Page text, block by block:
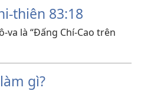
thiên 83:18
va là “Đấng Chí-Cao trên
gì?